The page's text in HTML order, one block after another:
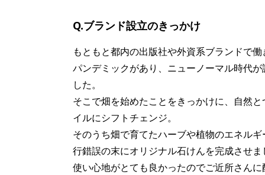
Q.ブランド設立のきっかけ
もともと都内の出版社や外資系ブランドで
パンデミックがあり、ニューノーマル時代
した。
そこで畑を始めたことをきっかけに、自然
イルにシフトチェンジ。
そのうち畑で育てたハーブや植物のエネル
行錯誤の末にオリジナル石けんを完成させま
使い心地がとても良かったのでご近所さん